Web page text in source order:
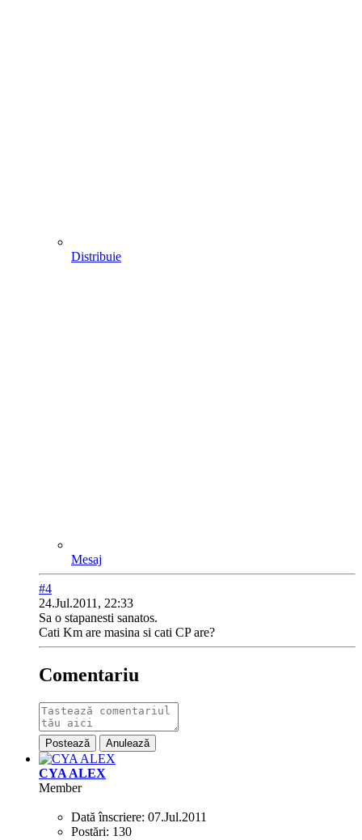
Distribuie
Mesaj
#4
24.Jul.2011, 22:33
Sa o stapanesti sanatos.
Cati Km are masina si cati CP are?
Comentariu
Postează Anulează
CYA ALEX
Member
Dată înscriere: 07.Jul.2011
Postări: 130